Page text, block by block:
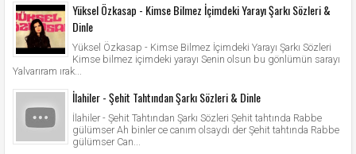
Yüksel Özkasap - Kimse Bilmez İçimdeki Yarayı Şarkı Sözleri &
Dinle
Yüksel Özkasap - Kimse Bilmez İçimdeki Yarayı Şarkı Sözleri
Kimse bilmez içimdeki yarayı Senin olsun bu gönlümün sarayı
Yalvarıram ırak...
İlahiler - Şehit Tahtından Şarkı Sözleri & Dinle
İlahiler - Şehit Tahtından Şarkı Sözleri Şehit tahtında Rabbe
gülümser Ah binler ce canım olsaydı der Şehit tahtında Rabbe
gülümser Can...